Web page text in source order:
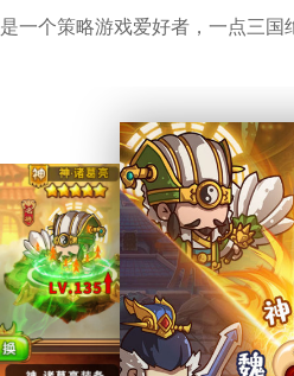
一个策略游戏爱好者，一点三国